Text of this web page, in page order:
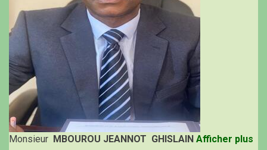
Monsieur MBOUROU JEANNOT GHISLAIN Afficher plus